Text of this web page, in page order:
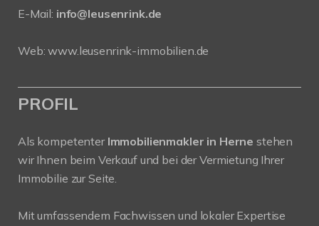
E-Mail: info@leusenrink.de
Web:www.leusenrink-immobilien.de
PROFIL
Als kompetenter Immobilienmakler in Herne stehen
wir Ihnen beim Verkauf und bei der Vermietung Ihrer
Immobilie zur Seite.
Mit umfassendem Fachwissen und lokaler Expertise